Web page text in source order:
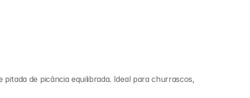
de picância equilibrada. Ideal para churrascos,